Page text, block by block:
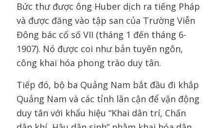
Bức thư được ông Huber dịch ra tiếng Pháp
và được đăng vào tập san của Trường Viễn
Đông bác cổ số VII (tháng 1 đến tháng 6-
1907). Nó được coi như bản tuyên ngôn,
công khai hóa phong trào duy tân.
Tiếp đó, bộ ba Quảng Nam bắt đầu đi khắp
Quảng Nam và các tỉnh lân cận để vận động
duy tân với khẩu hiệu “Khai dân trí, Chấn